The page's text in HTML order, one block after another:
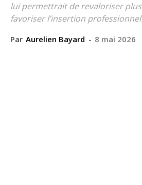
lui permettrait de revaloriser
favoriser l’insertion
Par Aurelien Bayard - 8 mai 2026